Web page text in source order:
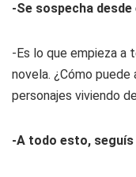
-Se sospecha
-Es lo que empieza a
novela. ¿Cómo
personajes viviendo
-A todo esto, seguís